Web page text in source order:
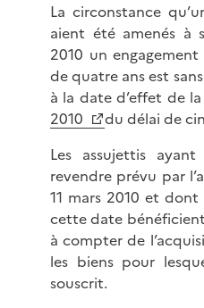
La circonstance
aient été amenés à
2010 un
de quatre ans est
à la date d’effet de la
2010
du délai de
Les assujettis
revendre prévu par
11 mars 2010 et
cette date
à compter de
les biens pour
souscrit.